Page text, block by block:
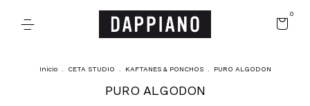
0
Inicio CETA STUDIO KAFTANES & PONCHOS PURO ALGODON
PURO ALGODON